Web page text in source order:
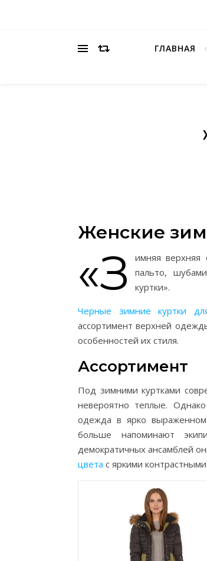
ГЛАВНАЯ
Женские
«З
имняя
пальто,
куртки».
Черные зимние куртки
ассортимент верхней
особенностей их стиля.
Ассортимент
Под зимними куртками
невероятно теплые.
одежда в ярко
больше напоминают
демократичных ансамблей
цвета с яркими